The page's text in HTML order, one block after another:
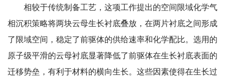
相较于传统制备工艺，这项工作提出的空间限域化学气
相沉积策略将两块云母生长衬底叠放，在两片衬底之间形成
了限域空间，稳定了前驱体的供给速率和化学配比。选用的
原子级平滑的云母衬底显著降低了前驱体在生长衬底表面的
迁移势垒，有利于材料的横向生长。这些因素使得在生长过